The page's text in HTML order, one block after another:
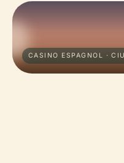
CASINO ESPAGNOL ·